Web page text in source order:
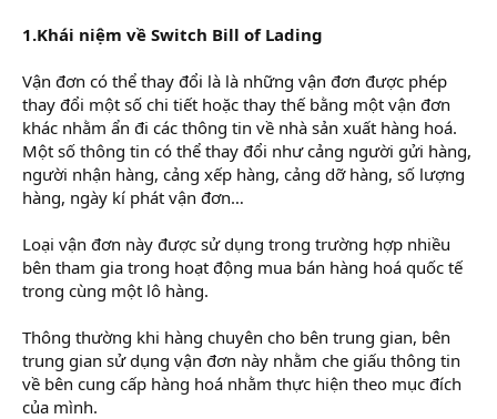
1.Khái niệm về Switch Bill of Lading
Vận đơn có thể thay đổi là là những vận đơn được phép
thay đổi một số chi tiết hoặc thay thế bằng một vận đơn
khác nhằm ẩn đi các thông tin về nhà sản xuất hàng hoá.
Một số thông tin có thể thay đổi như cảng người gửi hàng,
người nhận hàng, cảng xếp hàng, cảng dỡ hàng, số lượng
hàng, ngày kí phát vận đơn…
Loại vận đơn này được sử dụng trong trường hợp nhiều
bên tham gia trong hoạt động mua bán hàng hoá quốc tế
trong cùng một lô hàng.
Thông thường khi hàng chuyên cho bên trung gian, bên
trung gian sử dụng vận đơn này nhằm che giấu thông tin
về bên cung cấp hàng hoá nhằm thực hiện theo mục đích
của mình.